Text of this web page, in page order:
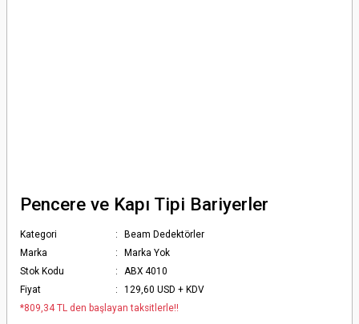
Pencere ve Kapı Tipi Bariyerler
Kategori
Beam Dedektörler
Marka
Marka Yok
Stok Kodu
ABX 4010
Fiyat
129,60 USD + KDV
*809,34 TL den başlayan taksitlerle!!